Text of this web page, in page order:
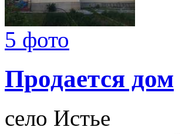
5 фото
Продается дом
село Истье